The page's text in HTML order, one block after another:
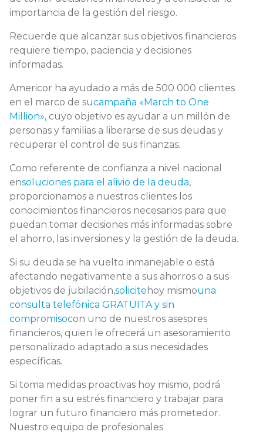
importancia de la gestión del riesgo.
Recuerde que alcanzar sus objetivos financieros
requiere tiempo, paciencia y decisiones
informadas.
Americor ha ayudado a más de 500 000 clientes
en el marco de sucampaña «March to One
Million», cuyo objetivo es ayudar a un millón de
personas y familias a liberarse de sus deudas y
recuperar el control de sus finanzas.
Como referente de confianza a nivel nacional
ensoluciones para el alivio de la deuda,
proporcionamos a nuestros clientes los
conocimientos financieros necesarios para que
puedan tomar decisiones más informadas sobre
el ahorro, las inversiones y la gestión de la deuda.
Si su deuda se ha vuelto inmanejable o está
afectando negativamente a sus ahorros o a sus
objetivos de jubilación,solicite hoy mismouna
consulta telefónica GRATUITA y sin
compromisocon uno de nuestros asesores
financieros, quien le ofrecerá un asesoramiento
personalizado adaptado a sus necesidades
específicas.
Si toma medidas proactivas hoy mismo, podrá
poner fin a su estrés financiero y trabajar para
lograr un futuro financiero más prometedor.
Nuestro equipo de profesionales